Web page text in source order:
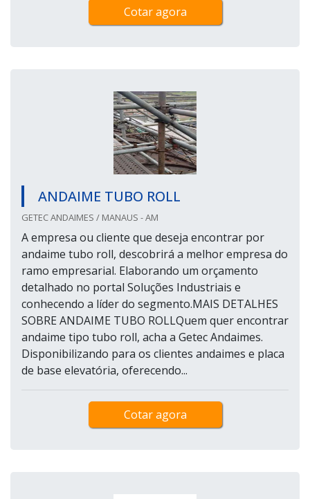
Cotar agora
ANDAIME TUBO ROLL
GETEC ANDAIMES / MANAUS - AM
A empresa ou cliente que deseja encontrar por
andaime tubo roll, descobrirá a melhor empresa do
ramo empresarial. Elaborando um orçamento
detalhado no portal Soluções Industriais e
conhecendo a líder do segmento.MAIS DETALHES
SOBRE ANDAIME TUBO ROLLQuem quer encontrar
andaime tipo tubo roll, acha a Getec Andaimes.
Disponibilizando para os clientes andaimes e placa
de base elevatória, oferecendo...
Cotar agora